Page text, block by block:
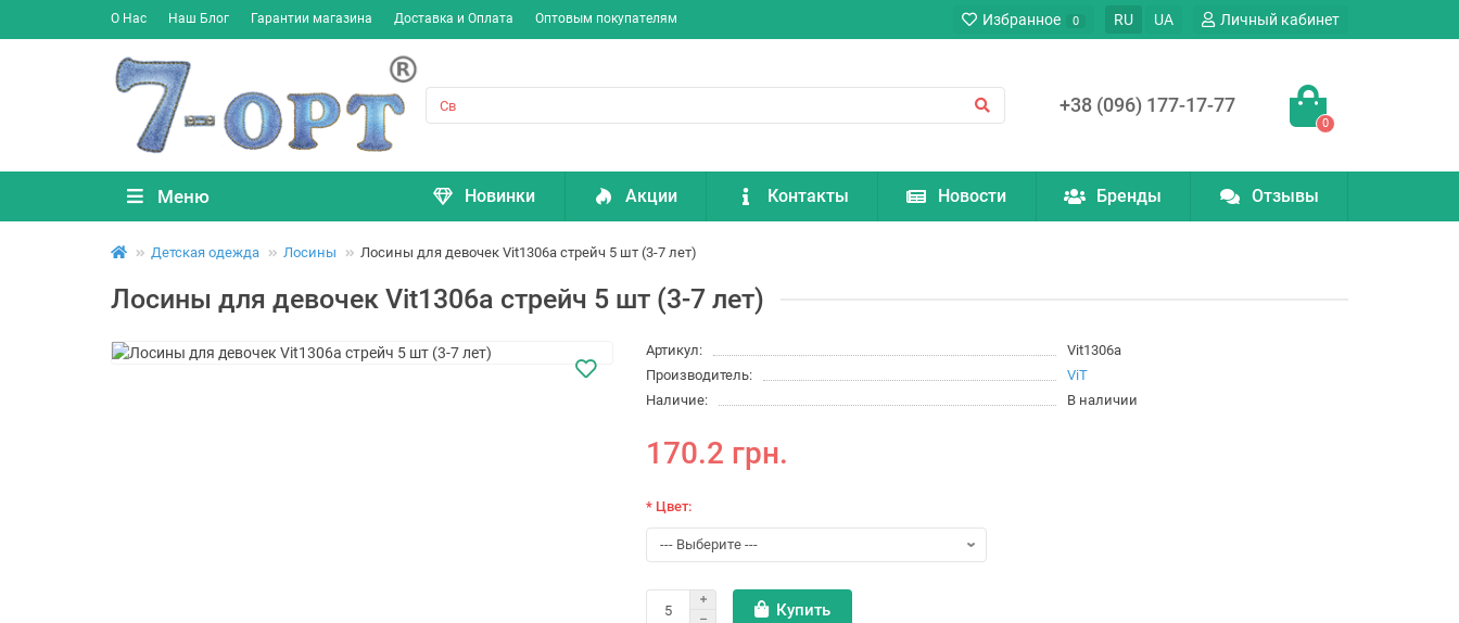
О Нас Наш Блог Гарантии магазина Доставка и Оплата Оптовым покупателям Избранное 0 RU UA Личный кабинет
+38 (096) 177-17-77
0
Меню Новинки Акции Контакты Новости Бренды Отзывы
Детская одежда Лосины Лосины для девочек Vit1306a стрейч 5 шт (3-7 лет)
Лосины для девочек Vit1306a стрейч 5 шт (3-7 лет)
Артикул:
Vit1306a
Производитель:
ViT
Наличие:
В наличии
170.2 грн.
* Цвет:
Купить